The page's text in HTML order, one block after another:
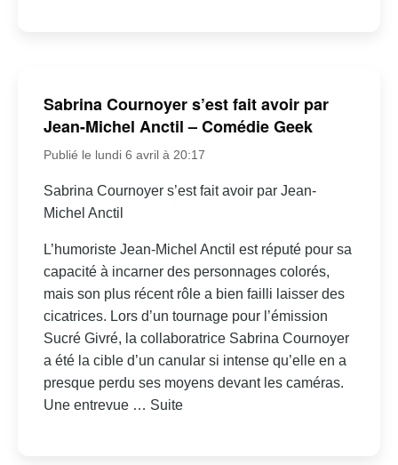
Sabrina Cournoyer s’est fait avoir par
Jean-Michel Anctil – Comédie Geek
Publié le lundi 6 avril à 20:17
Sabrina Cournoyer s’est fait avoir par Jean-
Michel Anctil
L’humoriste Jean-Michel Anctil est réputé pour sa
capacité à incarner des personnages colorés,
mais son plus récent rôle a bien failli laisser des
cicatrices. Lors d’un tournage pour l’émission
Sucré Givré, la collaboratrice Sabrina Cournoyer
a été la cible d’un canular si intense qu’elle en a
presque perdu ses moyens devant les caméras.
Une entrevue … Suite